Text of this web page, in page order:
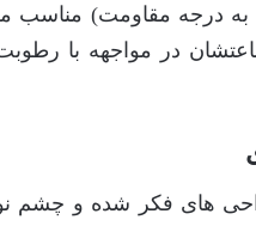
به درجه مقاومت) مناسب
در مواجهه با
های فکر شده و چشم